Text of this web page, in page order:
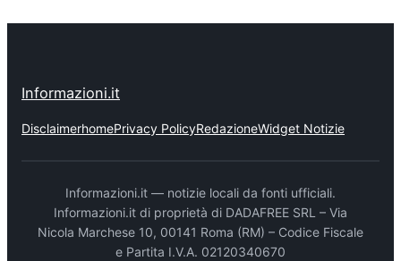
Informazioni.it
DisclaimerhomePrivacy PolicyRedazioneWidget Notizie
Informazioni.it — notizie locali da fonti ufficiali.
Informazioni.it di proprietà di DADAFREE SRL – Via
Nicola Marchese 10, 00141 Roma (RM) – Codice Fiscale
e Partita I.V.A. 02120340670